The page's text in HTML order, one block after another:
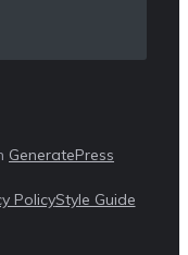
GeneratePress
PolicyStyle Guide